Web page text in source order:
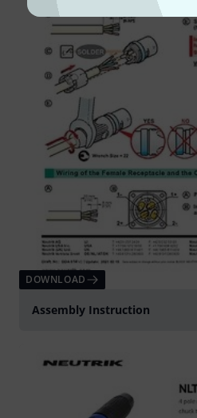
DOWNLOAD
Assembly Instruction